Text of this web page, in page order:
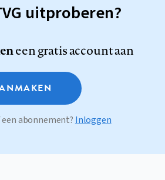
uitproberen?
een gratis account aan
abonnement? Inloggen